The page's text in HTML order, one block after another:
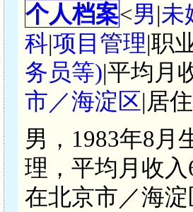
个人档案<男|未
科|项目管理|职
务员等)|平均月
市／海淀区|居
男，1983年8月
理，平均月收
在北京市／海